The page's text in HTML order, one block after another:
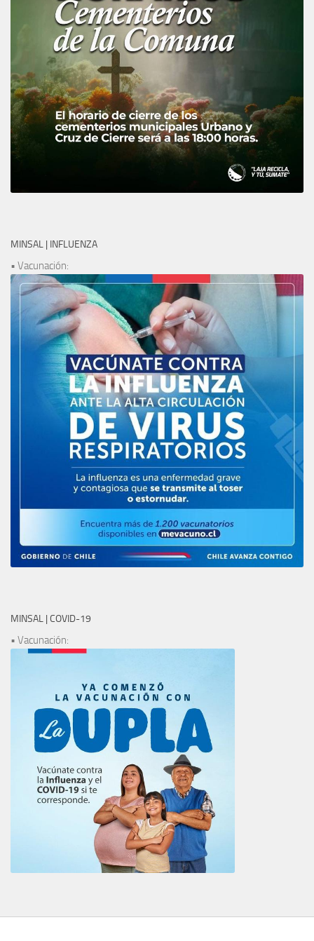
MINSAL | INFLUENZA
• Vacunación:
MINSAL | COVID-19
• Vacunación: